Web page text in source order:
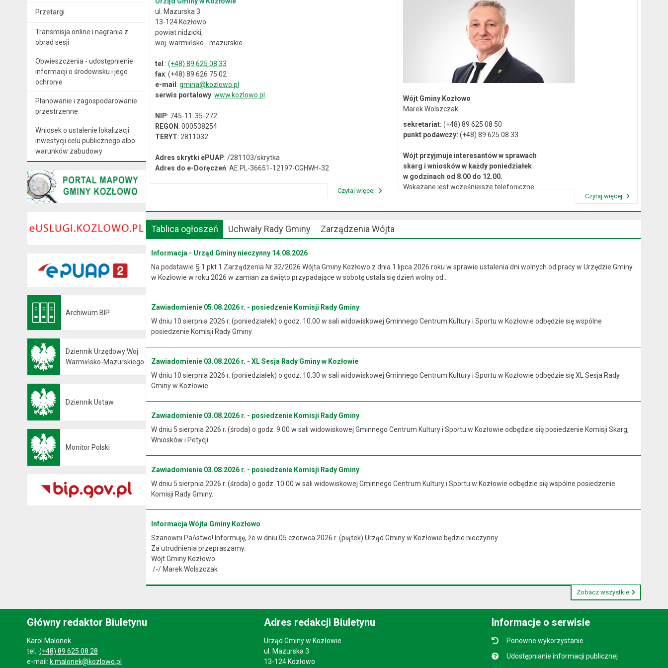
Przetargi
Transmisja online i nagrania z
obrad sesji
Obwieszczenia - udostępnienie
informacji o środowisku i jego
ochronie
Planowanie i zagospodarowanie
przestrzenne
Wniosek o ustalenie lokalizacji
inwestycji celu publicznego albo
warunków zabudowy
Archiwum BIP
Dziennik Urzędowy Woj.
Warmińsko-Mazurskiego
Dziennik Ustaw
Monitor Polski
ul. Mazurska 3
13-124 Kozłowo
powiat nidzicki,
woj. warmińsko - mazurskie
tel .:(+48) 89 625 08 33
fax: (+48) 89 626 75 02
e-mail :gmina@kozlowo.pl
serwis portalowy:www.kozlowo.pl
NIP: 745-11-35-272
REGON : 000538254
TERYT: 2811032
Adres skrytki ePUAP: /281103/skrytka
Adres do e-Doręczeń: AE:PL-36651-12197-CGHWH-32
Czytaj więcej
Wójt Gminy Kozłowo
Marek Wolszczak
sekretariat: (+48) 89 625 08 50
punkt podawczy: (+48) 89 625 08 33
Wójt przyjmuje interesantów w sprawach
skarg i wniosków w każdy poniedziałek
w godzinach od 8.00 do 12.00.
Wskazane jest wcześniejsze telefoniczne
Czytaj więcej
Tablica ogłoszeń Uchwały Rady Gminy Zarządzenia Wójta
Informacja - Urząd Gminy nieczynny 14.08.2026
Na podstawie § 1 pkt 1 Zarządzenia Nr 32/2026 Wójta Gminy Kozłowo z dnia 1 lipca 2026 roku w sprawie ustalenia dni wolnych od pracy w Urzędzie Gminy
w Kozłowie w roku 2026 w zamian za święto przypadające w sobotę ustala się dzień wolny od...
Zawiadomienie 05.08.2026 r. - posiedzenie Komisji Rady Gminy
W dniu 10 sierpnia 2026 r. (poniedziałek) o godz. 10.00 w sali widowiskowej Gminnego Centrum Kultury i Sportu w Kozłowie odbędzie się wspólne
posiedzenie Komisji Rady Gminy.
Zawiadomienie 03.08.2026 r. - XL Sesja Rady Gminy w Kozłowie
W dniu 10 sierpnia 2026 r. (poniedziałek) o godz. 10.30 w sali widowiskowej Gminnego Centrum Kultury i Sportu w Kozłowie odbędzie się XL Sesja Rady
Gminy w Kozłowie
Zawiadomienie 03.08.2026 r. - posiedzenie Komisji Rady Gminy
W dniu 5 sierpnia 2026 r. (środa) o godz. 9.00 w sali widowiskowej Gminnego Centrum Kultury i Sportu w Kozłowie odbędzie się posiedzenie Komisji Skarg,
Wniosków i Petycji.
Zawiadomienie 03.08.2026 r. - posiedzenie Komisji Rady Gminy
W dniu 5 sierpnia 2026 r. (środa) o godz. 10.00 w sali widowiskowej Gminnego Centrum Kultury i Sportu w Kozłowie odbędzie się wspólne posiedzenie
Komisji Rady Gminy.
Informacja Wójta Gminy Kozłowo
Szanowni Państwo! Informuję, że w dniu 05 czerwca 2026 r. (piątek) Urząd Gminy w Kozłowie będzie nieczynny.
Za utrudnienia przepraszamy.
Wójt Gminy Kozłowo
/-/ Marek Wolszczak
Zobacz wszystkie
Główny redaktor Biuletynu
Karol Malonek
tel.: (+48) 89 625 08 28
e-mail: k.malonek@kozlowo.pl
Adres redakcji Biuletynu
Urząd Gminy w Kozłowie
ul. Mazurska 3
13-124 Kozłowo
Informacje o serwisie
Ponowne wykorzystanie
Udostępnianie informacji publicznej